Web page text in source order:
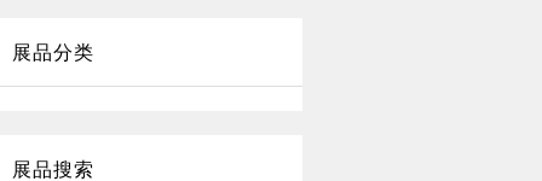
展品分类
展品搜索